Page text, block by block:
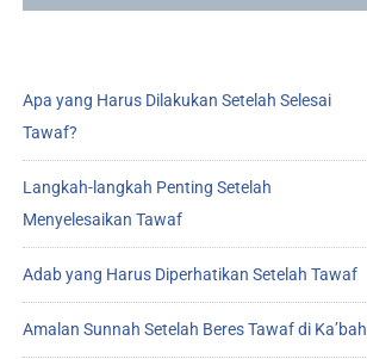
Apa yang Harus Dilakukan Setelah Selesai
Tawaf?
Langkah-langkah Penting Setelah
Menyelesaikan Tawaf
Adab yang Harus Diperhatikan Setelah Tawaf
Amalan Sunnah Setelah Beres Tawaf di Ka’bah